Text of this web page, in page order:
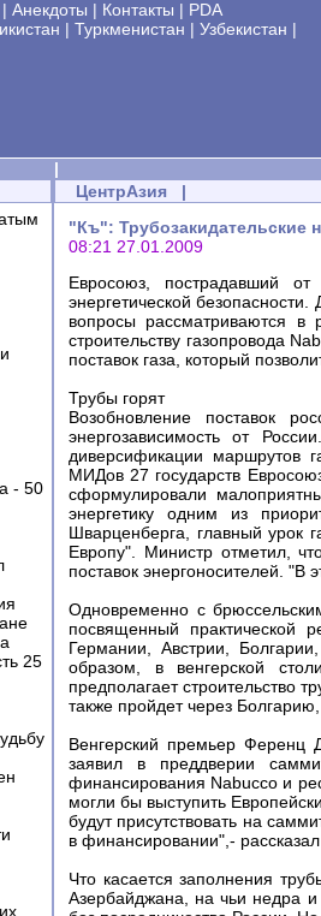
| Анекдоты | Контакты | PDA
| Туркменистан | Узбекистан |
|
- 50
25
ЦентрАзия |
"Къ": Трубозакидательские
08:21 27.01.2009
Евросоюз, пострадавший
энергетической
вопросы рассматриваются
строительству газопровода
поставок газа, который
Трубы горят
Возобновление поставок
энергозависимость от
диверсификации маршрутов
МИДов 27 государств
сформулировали
энергетику одним из
Шварценберга, главный урок
Европу". Министр отметил,
поставок энергоносителей. "В
Одновременно с
посвященный практической
Германии, Австрии,
образом, в венгерской
предполагает строительство
также пройдет через
Венгерский премьер Ференц
заявил в преддверии
финансирования Nabucco и
могли бы выступить
будут присутствовать на
в финансировании",-
Что касается заполнения
Азербайджана, на чьи недра и